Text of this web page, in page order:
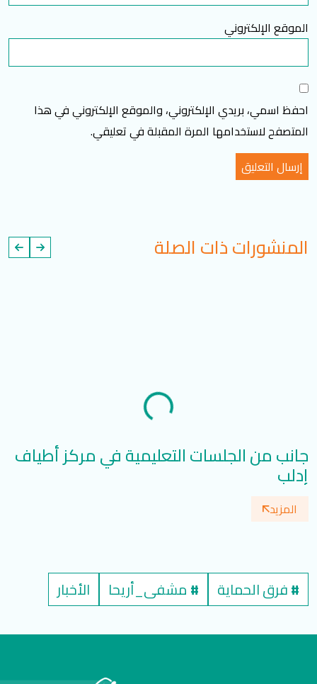
الموقع الإلكتروني
احفظ اسمي، بريدي الإلكتروني، والموقع الإلكتروني في هذا
المتصفح لاستخدامها المرة المقبلة في تعليقي.
المنشورات ذات الصلة
جانب من الجلسات التعليمية في مركز أطياف
إدلب
المزيد
#فرق الحماية #مشفى_أريحا الأخبار